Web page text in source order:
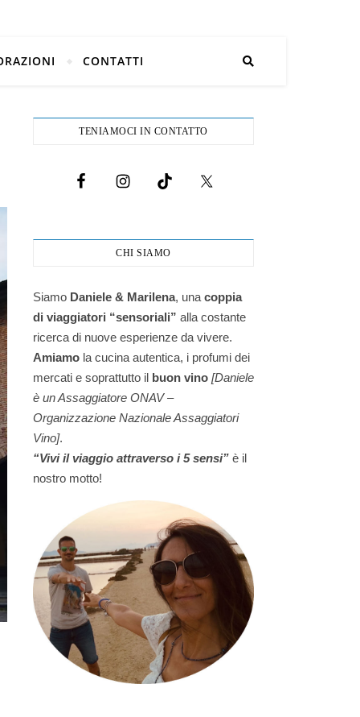
CONTATTI
TENIAMOCI IN CONTATTO
CHI SIAMO
Siamo Daniele & Marilena, una coppia
di viaggiatori “sensoriali” alla costante
ricerca di nuove esperienze da vivere.
Amiamo la cucina autentica, i profumi dei
mercati e soprattutto il buon vino [Daniele
è un Assaggiatore ONAV –
Organizzazione Nazionale Assaggiatori
Vino].
“Vivi il viaggio attraverso i 5 sensi” è il
nostro motto!